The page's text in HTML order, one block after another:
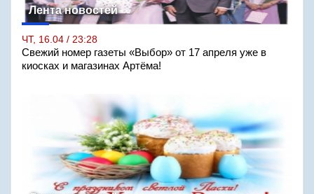
Лента новостей
ЧТ, 16.04 / 23:28
Свежий номер газеты «Выбор» от 17 апреля уже в
киосках и магазинах Артёма!